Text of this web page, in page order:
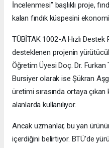
İncelenmesi” başlıklı proje,
kalan fındık küspesini
TÜBİTAK 1002-A Hızlı Destek
desteklenen projenin
Öğretim Üyesi Doç. Dr.
Bursiyer olarak ise Şükran
üretimi sırasında ortaya
alanlarda kullanılıyor.
Ancak uzmanlar, bu yan
içerdiğini belirtiyor. BTÜ'de